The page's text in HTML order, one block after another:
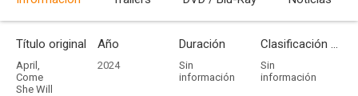
Título original
April,
Come
She Will
Año
2024
Duración
Sin
información
Clasificación por edades
Sin
información